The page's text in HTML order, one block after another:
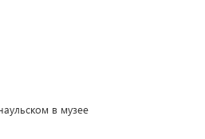
в музее